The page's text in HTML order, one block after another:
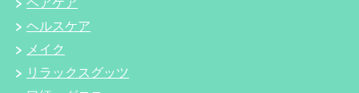
ヘアケア
ヘルスケア
メイク
リラックスグッツ